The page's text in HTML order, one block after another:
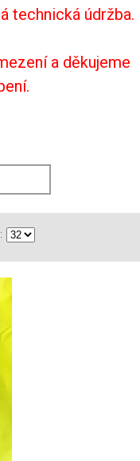
technická údržba.
a děkujeme